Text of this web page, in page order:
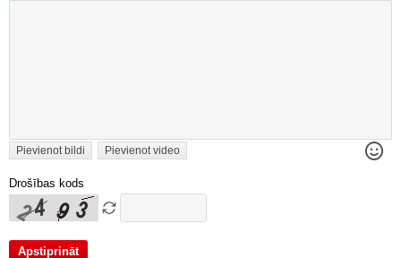
Pievienot bildi Pievienot video
Drošības kods